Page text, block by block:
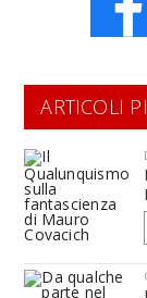
ARTICOLI